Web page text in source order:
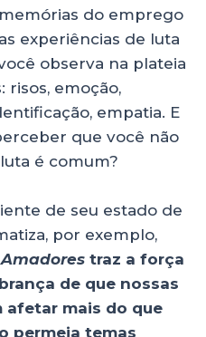
do emprego
experiências de luta
observa na plateia
risos, emoção,
empatia. E
que você não
é comum?
de seu estado de
por exemplo,
Amadores traz a força
de que nossas
afetar mais do que
permeia temas